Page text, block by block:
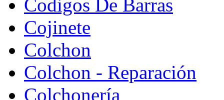
Codigos De Barras
Cojinete
Colchon
Colchon - Reparación
Colchonería